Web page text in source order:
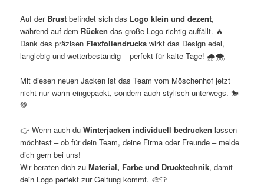
Auf der Brust befindet sich das Logo klein und dezent,
während auf dem Rücken das große Logo richtig auffällt. 🔥
Dank des präzisen Flexfoliendrucks wirkt das Design edel,
langlebig und wetterbeständig – perfekt für kalte Tage! 🌧️🌨️
Mit diesen neuen Jacken ist das Team vom Möschenhof jetzt
nicht nur warm eingepackt, sondern auch stylisch unterwegs. 🐎
💚
👉 Wenn auch duWinterjacken individuell bedrucken lassen
möchtest – ob für dein Team, deine Firma oder Freunde – melde
dich gern bei uns!
Wir beraten dich zuMaterial, Farbe und Drucktechnik, damit
dein Logo perfekt zur Geltung kommt. 🎨👕